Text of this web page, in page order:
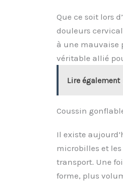
Que ce soit lors
douleurs
à une mauvaise
véritable allié
Lire également
Coussin
Il existe
microbilles et
transport. Une
forme, plus